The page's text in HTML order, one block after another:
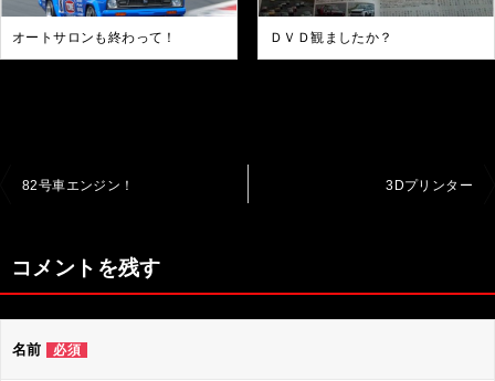
オートサロンも終わって！ ＤＶＤ観ましたか？
ビ
ゲ
ー
82号車エンジン！ 3Dプリンター
コメントを残す
名前 必須